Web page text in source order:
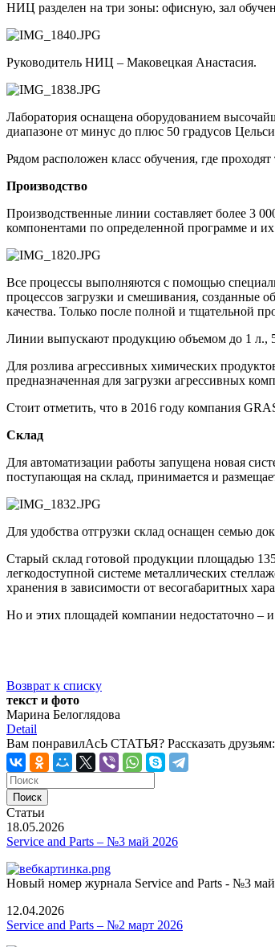
НИЦ разделен на три зоны: офисную, зал
Руководитель НИЦ – Маковецкая Анастасия.
Лаборатория оснащена оборудованием
диапазоне от минус до плюс 50 градусов
Рядом расположен класс обучения, где
Производство
Производственные линии составляет более 3
компонентами по определенной программе и
Все процессы выполняются с помощью
процессов загрузки и смешивания, созданные
качества. Только после полной и тщательной
Линии выпускают продукцию объемом до 1 л., 5
Для розлива агрессивных химических
предназначенная для загрузки агрессивных
Стоит отметить, что в 2016 году компания
Склад
Для автоматизации работы запущена новая
поступающая на склад, принимается и
Для удобства отгрузки склад оснащен семью
Старый склад готовой продукции площадью
легкодоступной системе металлических
хранения в зависимости от весогабаритных
Но и этих площадей компании недостаточно –
Возврат к списку
текст и фото
Марина Белоглядова
Detail
Вам понравилАсЬ СТАТЬЯ? Рассказать друзьям:
Статьи
18.05.2026
Service and Parts – №3 май 2026
Новый номер журнала Service and Parts - №3
12.04.2026
Service and Parts – №2 март 2026